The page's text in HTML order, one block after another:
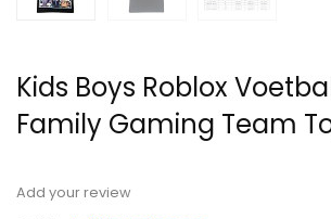
Kids Boys Roblox
Family Gaming Team
Add your review